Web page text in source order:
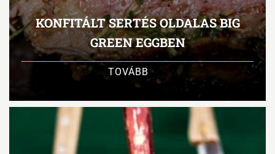
KONFITÁLT SERTÉS OLDALAS BIG
GREEN EGGBEN
TOVÁBB